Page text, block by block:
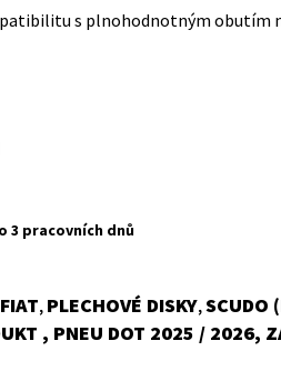
s plnohodnotným obutím
3 pracovních dnů
FIAT, PLECHOVÉ DISKY,SCUDO
, PNEU DOT 2025 / 2026,